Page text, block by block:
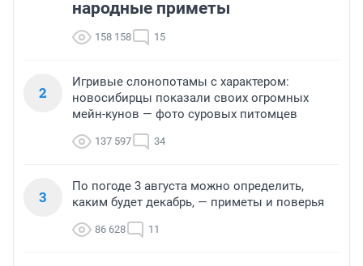
народные приметы
158 158 15
2
Игривые слонопотамы с характером:
новосибирцы показали своих огромных
мейн-кунов — фото суровых питомцев
137 597 34
3
По погоде 3 августа можно определить,
каким будет декабрь, — приметы и поверья
86 628 11